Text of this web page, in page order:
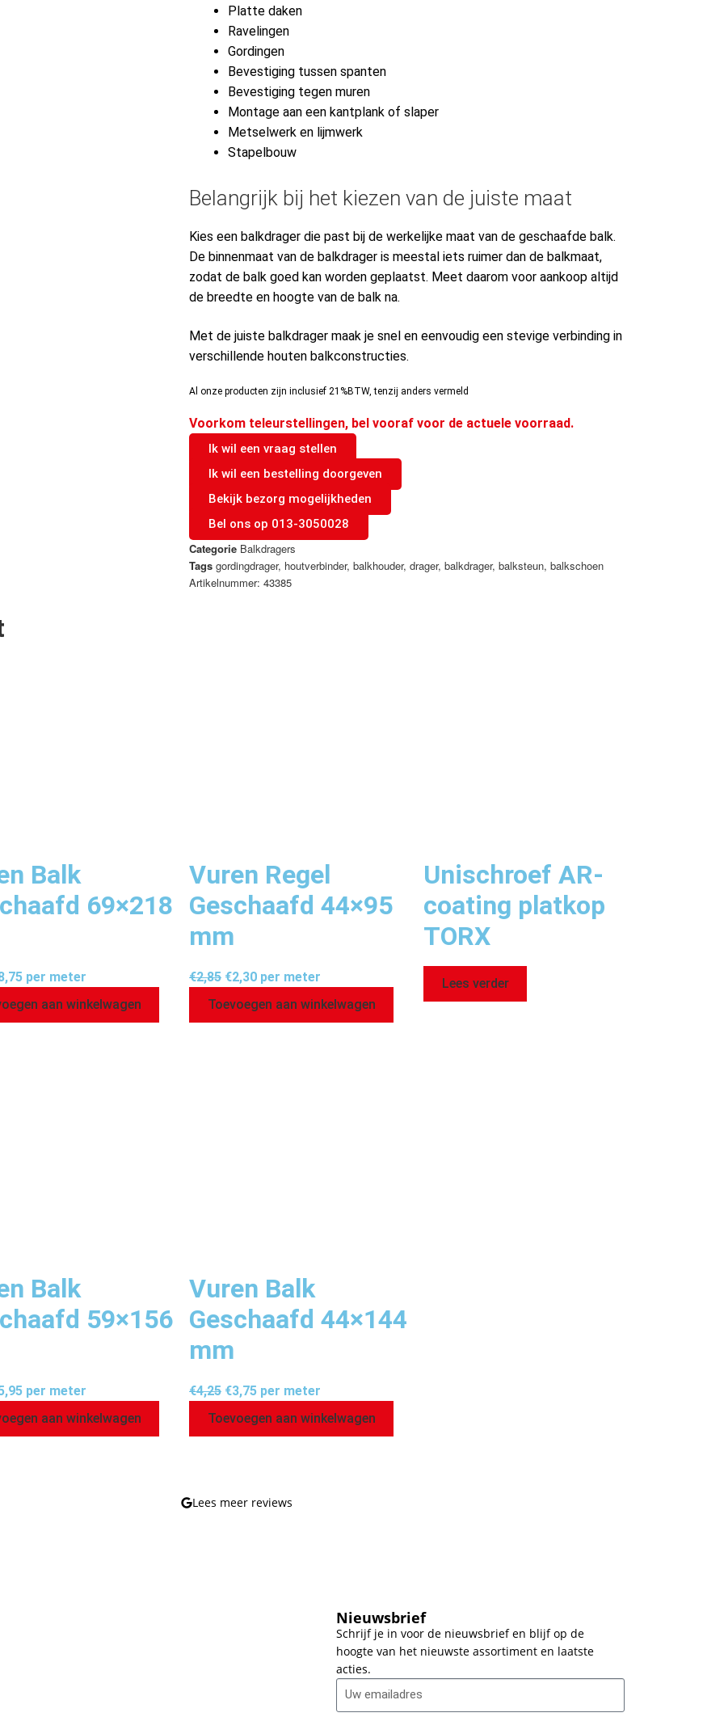
Platte daken
Ravelingen
Gordingen
Bevestiging tussen spanten
Bevestiging tegen muren
Montage aan een kantplank of slaper
Metselwerk en lijmwerk
Stapelbouw
Belangrijk bij het kiezen van de juiste maat
Kies een balkdrager die past bij de werkelijke maat van de geschaafde balk.
De binnenmaat van de balkdrager is meestal iets ruimer dan de balkmaat,
zodat de balk goed kan worden geplaatst. Meet daarom voor aankoop altijd
de breedte en hoogte van de balk na.
Met de juiste balkdrager maak je snel en eenvoudig een stevige verbinding in
verschillende houten balkconstructies.
Al onze producten zijn inclusief 21%BTW, tenzij anders vermeld
Voorkom teleurstellingen, bel vooraf voor de actuele voorraad.
Ik wil een vraag stellen
Ik wil een bestelling doorgeven
Bekijk bezorg mogelijkheden
Bel ons op 013-3050028
Categorie Balkdragers
Tags gordingdrager, houtverbinder, balkhouder, drager, balkdrager, balksteun, balkschoen
Artikelnummer: 43385
Balk
69×218
per meter
aan winkelwagen
Vuren Regel
Geschaafd 44×95
mm
€2,85 €2,30 per meter
Toevoegen aan winkelwagen
Unischroef AR-
coating platkop
TORX
Lees verder
Balk
59×156
per meter
aan winkelwagen
Vuren Balk
Geschaafd 44×144
mm
€4,25 €3,75 per meter
Toevoegen aan winkelwagen
Lees meer reviews
Nieuwsbrief
Schrijf je in voor de nieuwsbrief en blijf op de
hoogte van het nieuwste assortiment en laatste
acties.